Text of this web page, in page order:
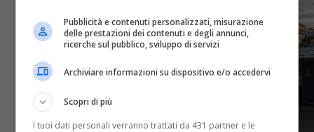
Pubblicità e contenuti personalizzati, misurazione
delle prestazioni dei contenuti e degli annunci,
ricerche sul pubblico, sviluppo di servizi
Archiviare informazioni su dispositivo e/o accedervi
Scopri di più
I tuoi dati personali verranno trattati da 431 partner e le